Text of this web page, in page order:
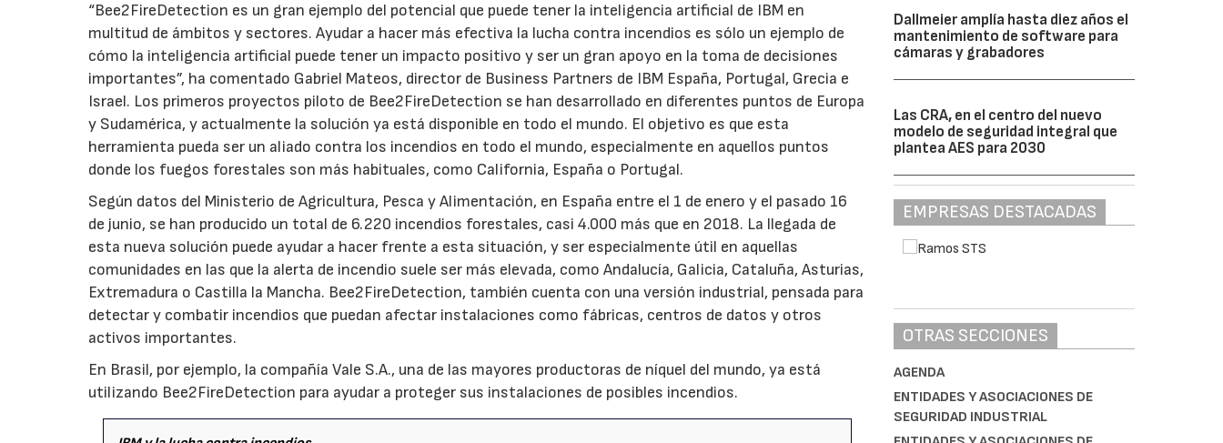
“Bee2FireDetection es un gran ejemplo del potencial que puede tener la inteligencia artificial de IBM en
multitud de ámbitos y sectores. Ayudar a hacer más efectiva la lucha contra incendios es sólo un ejemplo de
cómo la inteligencia artificial puede tener un impacto positivo y ser un gran apoyo en la toma de decisiones
importantes”, ha comentado Gabriel Mateos, director de Business Partners de IBM España, Portugal, Grecia e
Israel. Los primeros proyectos piloto de Bee2FireDetection se han desarrollado en diferentes puntos de Europa
y Sudamérica, y actualmente la solución ya está disponible en todo el mundo. El objetivo es que esta
herramienta pueda ser un aliado contra los incendios en todo el mundo, especialmente en aquellos puntos
donde los fuegos forestales son más habituales, como California, España o Portugal.
Según datos del Ministerio de Agricultura, Pesca y Alimentación, en España entre el 1 de enero y el pasado 16
de junio, se han producido un total de 6.220 incendios forestales, casi 4.000 más que en 2018. La llegada de
esta nueva solución puede ayudar a hacer frente a esta situación, y ser especialmente útil en aquellas
comunidades en las que la alerta de incendio suele ser más elevada, como Andalucía, Galicia, Cataluña, Asturias,
Extremadura o Castilla la Mancha. Bee2FireDetection, también cuenta con una versión industrial, pensada para
detectar y combatir incendios que puedan afectar instalaciones como fábricas, centros de datos y otros
activos importantes.
En Brasil, por ejemplo, la compañía Vale S.A., una de las mayores productoras de níquel del mundo, ya está
utilizando Bee2FireDetection para ayudar a proteger sus instalaciones de posibles incendios.
Dallmeier amplía hasta diez años el
mantenimiento de software para
cámaras y grabadores
Las CRA, en el centro del nuevo
modelo de seguridad integral que
plantea AES para 2030
EMPRESAS DESTACADAS
OTRAS SECCIONES
AGENDA
ENTIDADES Y ASOCIACIONES DE
SEGURIDAD INDUSTRIAL